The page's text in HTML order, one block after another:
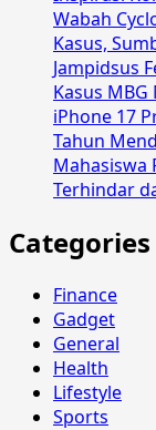
Wabah
Kasus,
Jampidsus
Kasus
iPhone 17
Tahun
Mahasiswa
Terhindar
Categories
Finance
Gadget
General
Health
Lifestyle
Sports